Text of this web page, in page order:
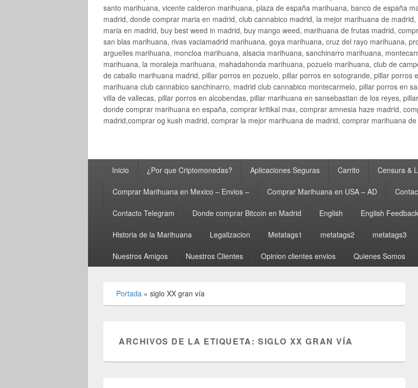
santo marihuana, vicente calderon marihuana, plaza de españa marihuana, banco de españa
madrid, donde comprar maria en madrid, club cannabico madrid, la mejor marihuana de
maria en madrid, buy best weed in madrid, buy mango weed, marihuana de frutas madrid,
san blas marihuana, rivas vaciamadrid marihuana, goya marihuana, cruz del rayo marihuana,
arguelles marihuana, moncloa marihuana, alsacia marihuana, sanchinarro marihuana,
marihuana, la moraleja marihuana, mahadahonda marihuana, pozuelo marihuana, club de
de caballo marihuana madrid, pillar porros en pozuelo, pillar porros en sotogrande, pillar porros
marihuana club cannabico sanchinarro, madrid club cannabico montecarmelo, pillar porros en
villa de vallecas, pillar porros en alcobendas, pillar marihuana en sansebastian de los reyes,
donde comprar marihuana en españa, comprar kritikal max, comprar amnesia haze madrid,
madrid,comprar og kush madrid, comprar la mejor marihuana de madrid, comprar marihuana
principalInicio ¿Por que Criptomonedas? Aplicaciones Seguras Carrito Censura &
Comprar Marihuana en Mexico – Envios – Comprar Marihuana en USA – AD
Contacto Telegram Donde comprar Bitcoin en Madrid English English
Historia de la Marihuana Legalizacion Metatags1 metatags2 metatags3
Nuestros Amigos Nuestros Clientes Opinion clientes envios Quienes Somos
Portada » siglo XX gran vía
ARCHIVOS DE LA ETIQUETA:SIGLO XX GRAN VÍA